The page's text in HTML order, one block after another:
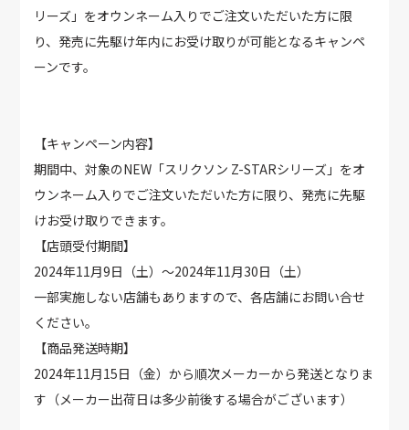
リーズ」をオウンネーム入りでご注文いただいた方に限
り、発売に先駆け年内にお受け取りが可能となるキャンペ
ーンです。
【キャンペーン内容】
期間中、対象のNEW「スリクソン Z-STARシリーズ」をオ
ウンネーム入りでご注文いただいた方に限り、発売に先駆
けお受け取りできます。
【店頭受付期間】
2024年11月9日（土）～2024年11月30日（土）
一部実施しない店舗もありますので、各店舗にお問い合せ
ください。
【商品発送時期】
2024年11月15日（金）から順次メーカーから発送となりま
す（メーカー出荷日は多少前後する場合がございます）